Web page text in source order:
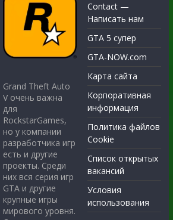
Grand Theft Auto
V очень важна
для
RockstarGames,
но у компании
разработчика игр
есть и другие
проекты. Среди
них вся серия игр
GTA и другие
крупные игры
мирового уровня.
Contact —
Написать нам
GTA 5 супер
GTA-NOW.com
Карта сайта
Корпоративная
информация
Политика файлов
Cookie
Список открытых
вакансий
Условия
использования